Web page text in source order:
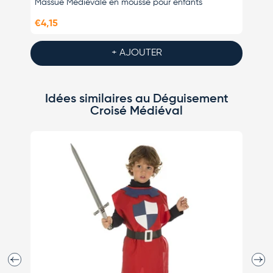
Massue Médiévale en mousse pour enfants
€4,15
+ AJOUTER
Idées similaires au Déguisement
Croisé Médiéval
Précédent